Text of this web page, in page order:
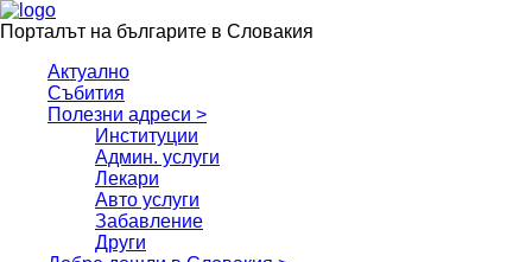
Порталът на българите в Словакия
Актуално
Събития
Полезни адреси >
Институции
Админ. услуги
Лекари
Авто услуги
Забавление
Други